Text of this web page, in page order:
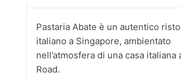
Pastaria Abate è un autentico
italiano a Singapore, ambientato
nell’atmosfera di una casa italiana
Road.